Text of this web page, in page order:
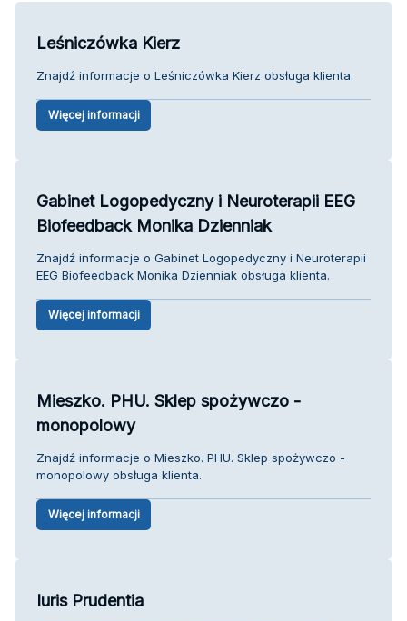
Leśniczówka Kierz
Znajdź informacje o Leśniczówka Kierz obsługa klienta.
Więcej informacji
Gabinet Logopedyczny i Neuroterapii EEG
Biofeedback Monika Dzienniak
Znajdź informacje o Gabinet Logopedyczny i Neuroterapii
EEG Biofeedback Monika Dzienniak obsługa klienta.
Więcej informacji
Mieszko. PHU. Sklep spożywczo -
monopolowy
Znajdź informacje o Mieszko. PHU. Sklep spożywczo -
monopolowy obsługa klienta.
Więcej informacji
Iuris Prudentia